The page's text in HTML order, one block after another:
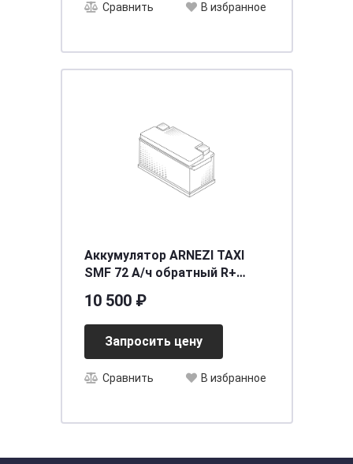
Сравнить В избранное
Аккумулятор ARNEZI TAXI
SMF 72 А/ч обратный R+
10 500 ₽
Запросить цену
Сравнить В избранное